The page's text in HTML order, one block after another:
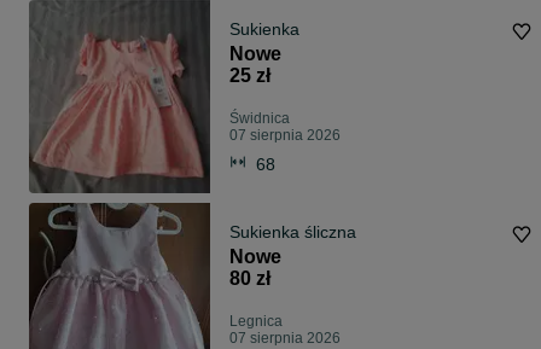
Sukienka
Nowe
25 zł
Świdnica
07 sierpnia 2026
68
Sukienka śliczna
Nowe
80 zł
Legnica
07 sierpnia 2026